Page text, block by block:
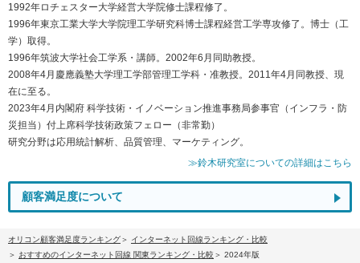
1992年ロチェスター大学経営大学院修士課程修了。
1996年東京工業大学大学院理工学研究科博士課程経営工学専攻修了。博士（工
学）取得。
1996年筑波大学社会工学系・講師。2002年6月同助教授。
2008年4月慶應義塾大学理工学部管理工学科・准教授。2011年4月同教授、現
在に至る。
2023年4月内閣府 科学技術・イノベーション推進事務局参事官（インフラ・防
災担当）付上席科学技術政策フェロー（非常勤）
研究分野は応用統計解析、品質管理、マーケティング。
≫鈴木研究室についての詳細はこちら
顧客満足度について
オリコン顧客満足度ランキング
インターネット回線ランキング・比較
おすすめのインターネット回線 関東ランキング・比較
2024年版